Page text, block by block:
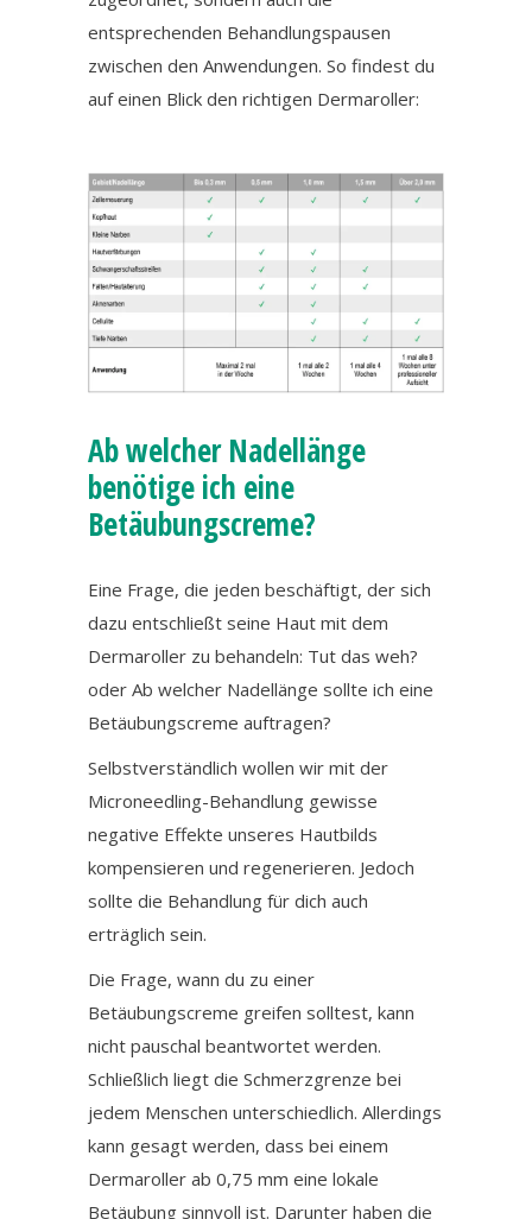
entsprechenden Behandlungspausen
zwischen den Anwendungen. So findest du
auf einen Blick den richtigen Dermaroller:
Ab welcher Nadellänge
benötige ich eine
Betäubungscreme?
Eine Frage, die jeden beschäftigt, der sich
dazu entschließt seine Haut mit dem
Dermaroller zu behandeln: Tut das weh?
oder Ab welcher Nadellänge sollte ich eine
Betäubungscreme auftragen?
Selbstverständlich wollen wir mit der
Microneedling-Behandlung gewisse
negative Effekte unseres Hautbilds
kompensieren und regenerieren. Jedoch
sollte die Behandlung für dich auch
erträglich sein.
Die Frage, wann du zu einer
Betäubungscreme greifen solltest, kann
nicht pauschal beantwortet werden.
Schließlich liegt die Schmerzgrenze bei
jedem Menschen unterschiedlich. Allerdings
kann gesagt werden, dass bei einem
Dermaroller ab 0,75 mm eine lokale
Betäubung sinnvoll ist. Darunter haben die